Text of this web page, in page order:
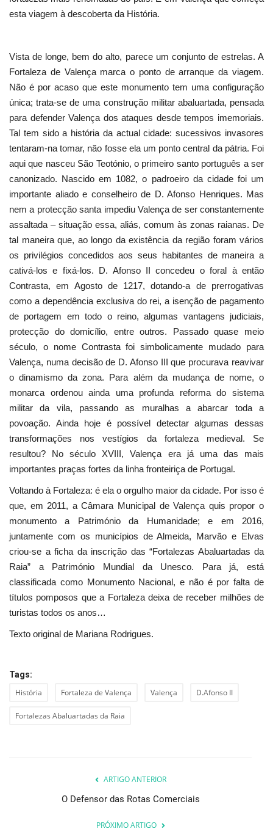
esta viagem à descoberta da História.
Vista de longe, bem do alto, parece um conjunto de estrelas. A
Fortaleza de Valença marca o ponto de arranque da viagem.
Não é por acaso que este monumento tem uma configuração
única; trata-se de uma construção militar abaluartada, pensada
para defender Valença dos ataques desde tempos imemoriais.
Tal tem sido a história da actual cidade: sucessivos invasores
tentaram-na tomar, não fosse ela um ponto central da pátria. Foi
aqui que nasceu São Teotónio, o primeiro santo português a ser
canonizado. Nascido em 1082, o padroeiro da cidade foi um
importante aliado e conselheiro de D. Afonso Henriques. Mas
nem a protecção santa impediu Valença de ser constantemente
assaltada – situação essa, aliás, comum às zonas raianas. De
tal maneira que, ao longo da existência da região foram vários
os privilégios concedidos aos seus habitantes de maneira a
cativá-los e fixá-los. D. Afonso II concedeu o foral à então
Contrasta, em Agosto de 1217, dotando-a de prerrogativas
como a dependência exclusiva do rei, a isenção de pagamento
de portagem em todo o reino, algumas vantagens judiciais,
protecção do domicílio, entre outros. Passado quase meio
século, o nome Contrasta foi simbolicamente mudado para
Valença, numa decisão de D. Afonso III que procurava reavivar
o dinamismo da zona. Para além da mudança de nome, o
monarca ordenou ainda uma profunda reforma do sistema
militar da vila, passando as muralhas a abarcar toda a
povoação. Ainda hoje é possível detectar algumas dessas
transformações nos vestígios da fortaleza medieval. Se
resultou? No século XVIII, Valença era já uma das mais
importantes praças fortes da linha fronteiriça de Portugal.
Voltando à Fortaleza: é ela o orgulho maior da cidade. Por isso é
que, em 2011, a Câmara Municipal de Valença quis propor o
monumento a Património da Humanidade; e em 2016,
juntamente com os municípios de Almeida, Marvão e Elvas
criou-se a ficha da inscrição das “Fortalezas Abaluartadas da
Raia” a Património Mundial da Unesco. Para já, está
classificada como Monumento Nacional, e não é por falta de
títulos pomposos que a Fortaleza deixa de receber milhões de
turistas todos os anos…
Texto original de Mariana Rodrigues.
Tags:
História Fortaleza de Valença Valença D.Afonso II
Fortalezas Abaluartadas da Raia
ARTIGO ANTERIOR
O Defensor das Rotas Comerciais
PRÓXIMO ARTIGO